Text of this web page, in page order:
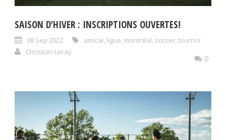
SAISON D’HIVER : INSCRIPTIONS OUVERTES!
08 Sep 2022 amical, ligue, montréal, soccer, tournoi
Christian Leray
0